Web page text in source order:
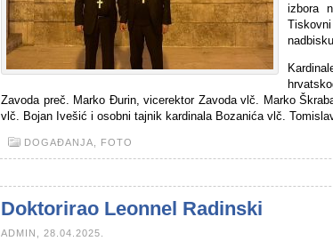
izbora
Zavoda preč. Marko Đurin, vicerektor Zavoda vlč. Marko
vlč. Bojan Ivešić i osobni tajnik kardinala Bozanića vlč.
DOGAĐANJA, FOTO
Doktorirao Leonnel Radinski
ADMIN, 28.04.2025.